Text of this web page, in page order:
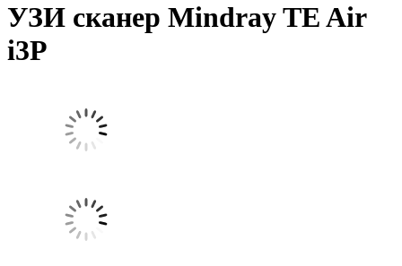
УЗИ сканер Mindray TE Air
i3P